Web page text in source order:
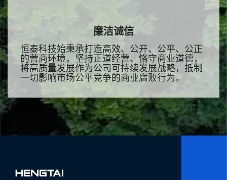
廉洁诚信
恒泰科技始秉承打造高效、公开、公平、公正
的营商环境，坚持正道经营、恪守商业道德，
将高质量发展作为公司可持续发展战略，抵制
一切影响市场公平竞争的商业腐败行为。